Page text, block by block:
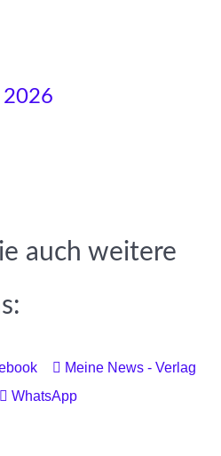
auch weitere
Meine News - Verlag
WhatsApp